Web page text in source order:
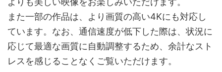
また一部の作品は、より画質の高い4Kにも対応し
ています。なお、通信速度が低下した際は、状況に
応じて最適な画質に自動調整するため、余計なスト
レスを感じることなくご覧いただけます。